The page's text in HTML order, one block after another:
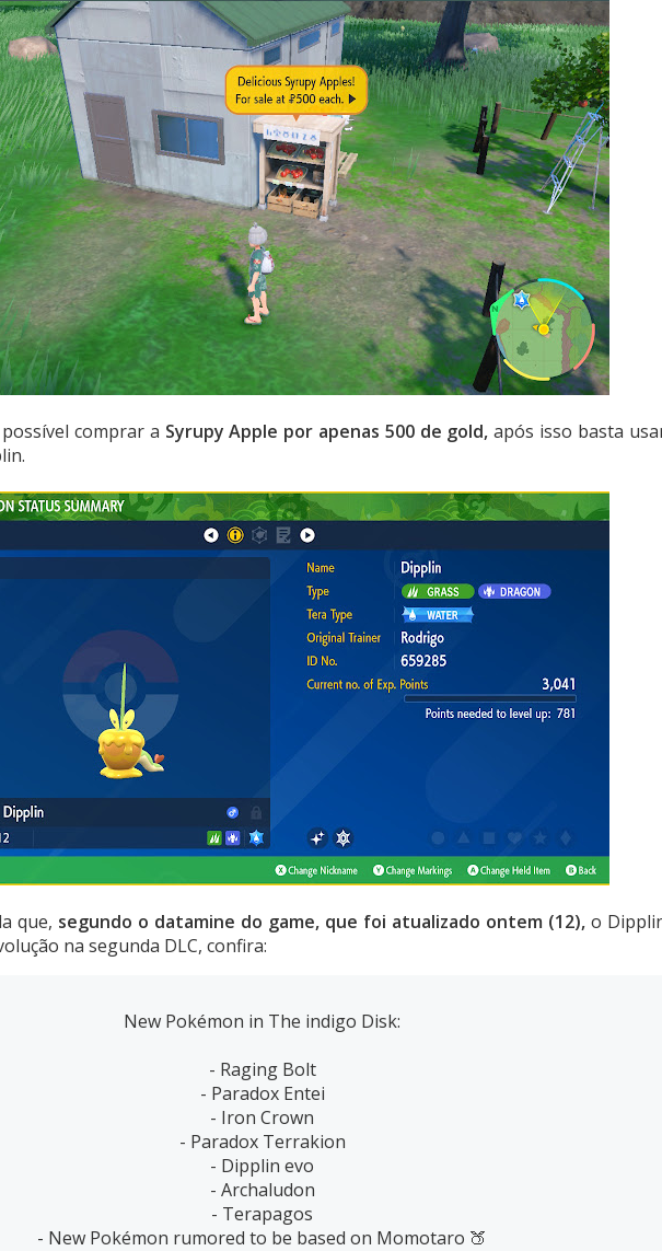
comprar a Syrupy Apple por apenas 500 de gold, após isso basta
que, segundo o datamine do game, que foi atualizado ontem (12),o
na segunda DLC, confira:
New Pokémon in The indigo Disk:
- Raging Bolt
- Paradox Entei
- Iron Crown
- Paradox Terrakion
- Dipplin evo
- Archaludon
- Terapagos
- New Pokémon rumored to be based on Momotaro 🍑